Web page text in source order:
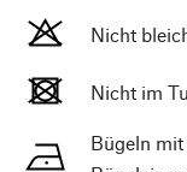
Nicht
Nicht im
Bügeln